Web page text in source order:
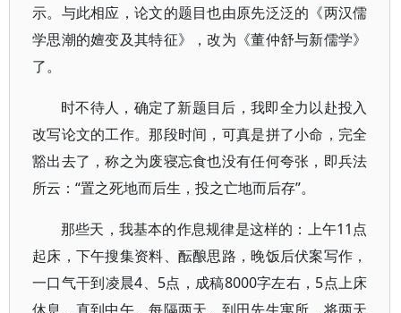
示。与此相应，论文的题目也由原先泛泛的《两汉儒
学思潮的嬗变及其特征》，改为《董仲舒与新儒学》
了。
时不待人，确定了新题目后，我即全力以赴投入
改写论文的工作。那段时间，可真是拼了小命，完全
豁出去了，称之为废寝忘食也没有任何夸张，即兵法
所云：“置之死地而后生，投之亡地而后存”。
那些天，我基本的作息规律是这样的：上午11点
起床，下午搜集资料、酝酿思路，晚饭后伏案写作，
一口气干到凌晨4、5点，成稿8000字左右，5点上床